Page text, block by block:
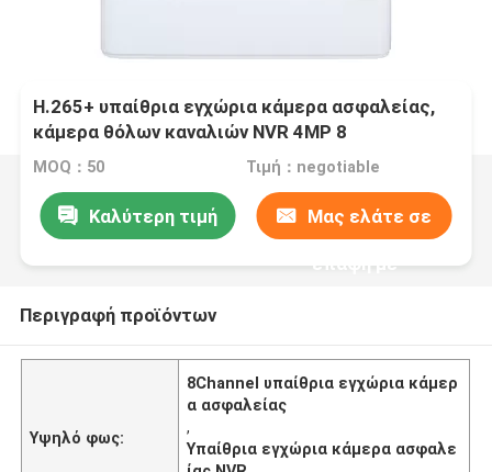
H.265+ υπαίθρια εγχώρια κάμερα ασφαλείας,
κάμερα θόλων καναλιών NVR 4MP 8
MOQ：50 Τιμή：negotiable
Καλύτερη τιμή Μας ελάτε σε
επαφή με
Περιγραφή προϊόντων
Υψηλό φως:
8Channel υπαίθρια εγχώρια κάμερ
α ασφαλείας
,
Υπαίθρια εγχώρια κάμερα ασφαλε